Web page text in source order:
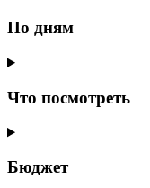
По дням
Что посмотреть
Бюджет